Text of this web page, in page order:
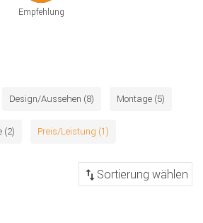
Empfehlung
Design/Aussehen (8) Montage (5)
(2) Preis/Leistung (1)